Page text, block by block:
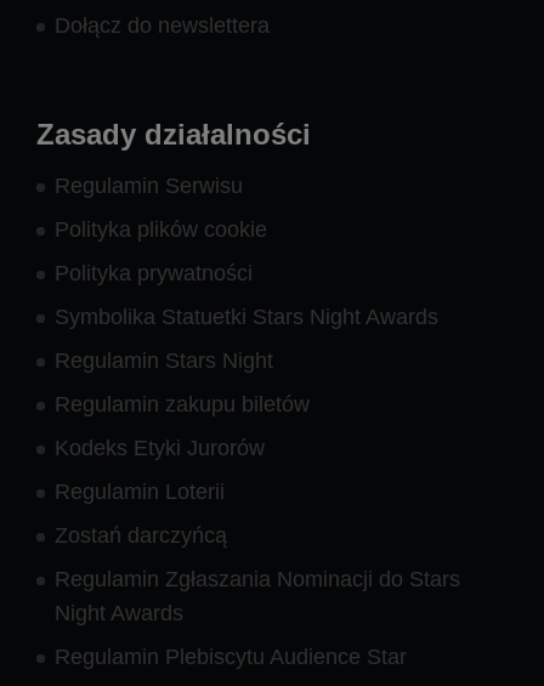
Dołącz do newslettera
Zasady działalności
Regulamin Serwisu
Polityka plików cookie
Polityka prywatności
Symbolika Statuetki Stars Night Awards
Regulamin Stars Night
Regulamin zakupu biletów
Kodeks Etyki Jurorów
Regulamin Loterii
Zostań darczyńcą
Regulamin Zgłaszania Nominacji do Stars
Night Awards
Regulamin Plebiscytu Audience Star